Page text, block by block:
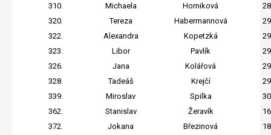
310.
Michaela Horniková
320.
Tereza Habermannová
322.
Alexandra Kopetzká
323.
Libor Pavlík
326.
Jana Kolářová
328.
Tadeáš Krejčí
339.
Miroslav Spilka
362.
Stanislav Žeravík
372.
Jokana Březinová